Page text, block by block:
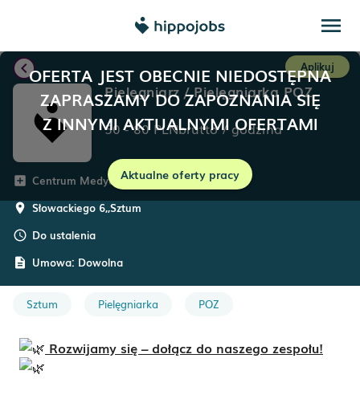
menu
OFERTA JEST OBECNIE NIEDOSTĘPNA
ZAPRASZAMY DO ZAPOZNANIA SIĘ
Z INNYMI AKTUALNYMI OFERTAMI
Aktualne oferty pracy
chevron_left Aplikuj
Pielęgniarz / Pielęgniarka POZ
50-80PLNbrutto/ godzina
add_box Centrum Medyczne Grupa Zdrowie
room Słowackiego 6,,Sztum
schedule Do ustalenia
description Umowa: Dowolna
Sztum Pielęgniarka POZ
Rozwijamy się – dołącz do naszego zespołu!